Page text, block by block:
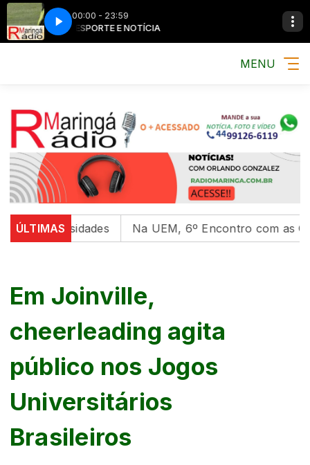
00:00 - 23:59
MÚSICA, ESPORTE E NOTÍCIA MÚSICA,
MENU
ÚLTIMAS Na UEM, 6º Encontro com as Culturas
Em Joinville,
cheerleading agita
público nos Jogos
Universitários
Brasileiros